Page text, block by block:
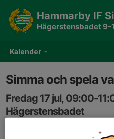
Kalender
Hammarby IF
Hägerstensbadet 9-
Simma och spela
Fredag 17 jul, 09:00-
Hägerstensbadet